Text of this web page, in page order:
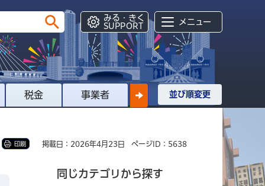
みる・きく
SUPPORT
メニュー
税金 事業者 並び順変更
印刷 掲載日：2026年4月23日 ページID：5638
同じカテゴリから探す